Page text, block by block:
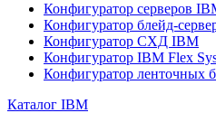
Конфигуратор серверов
Конфигуратор блейд-
Конфигуратор СХД IBM
Конфигуратор IBM Flex
Конфигуратор ленточных
Каталог IBM